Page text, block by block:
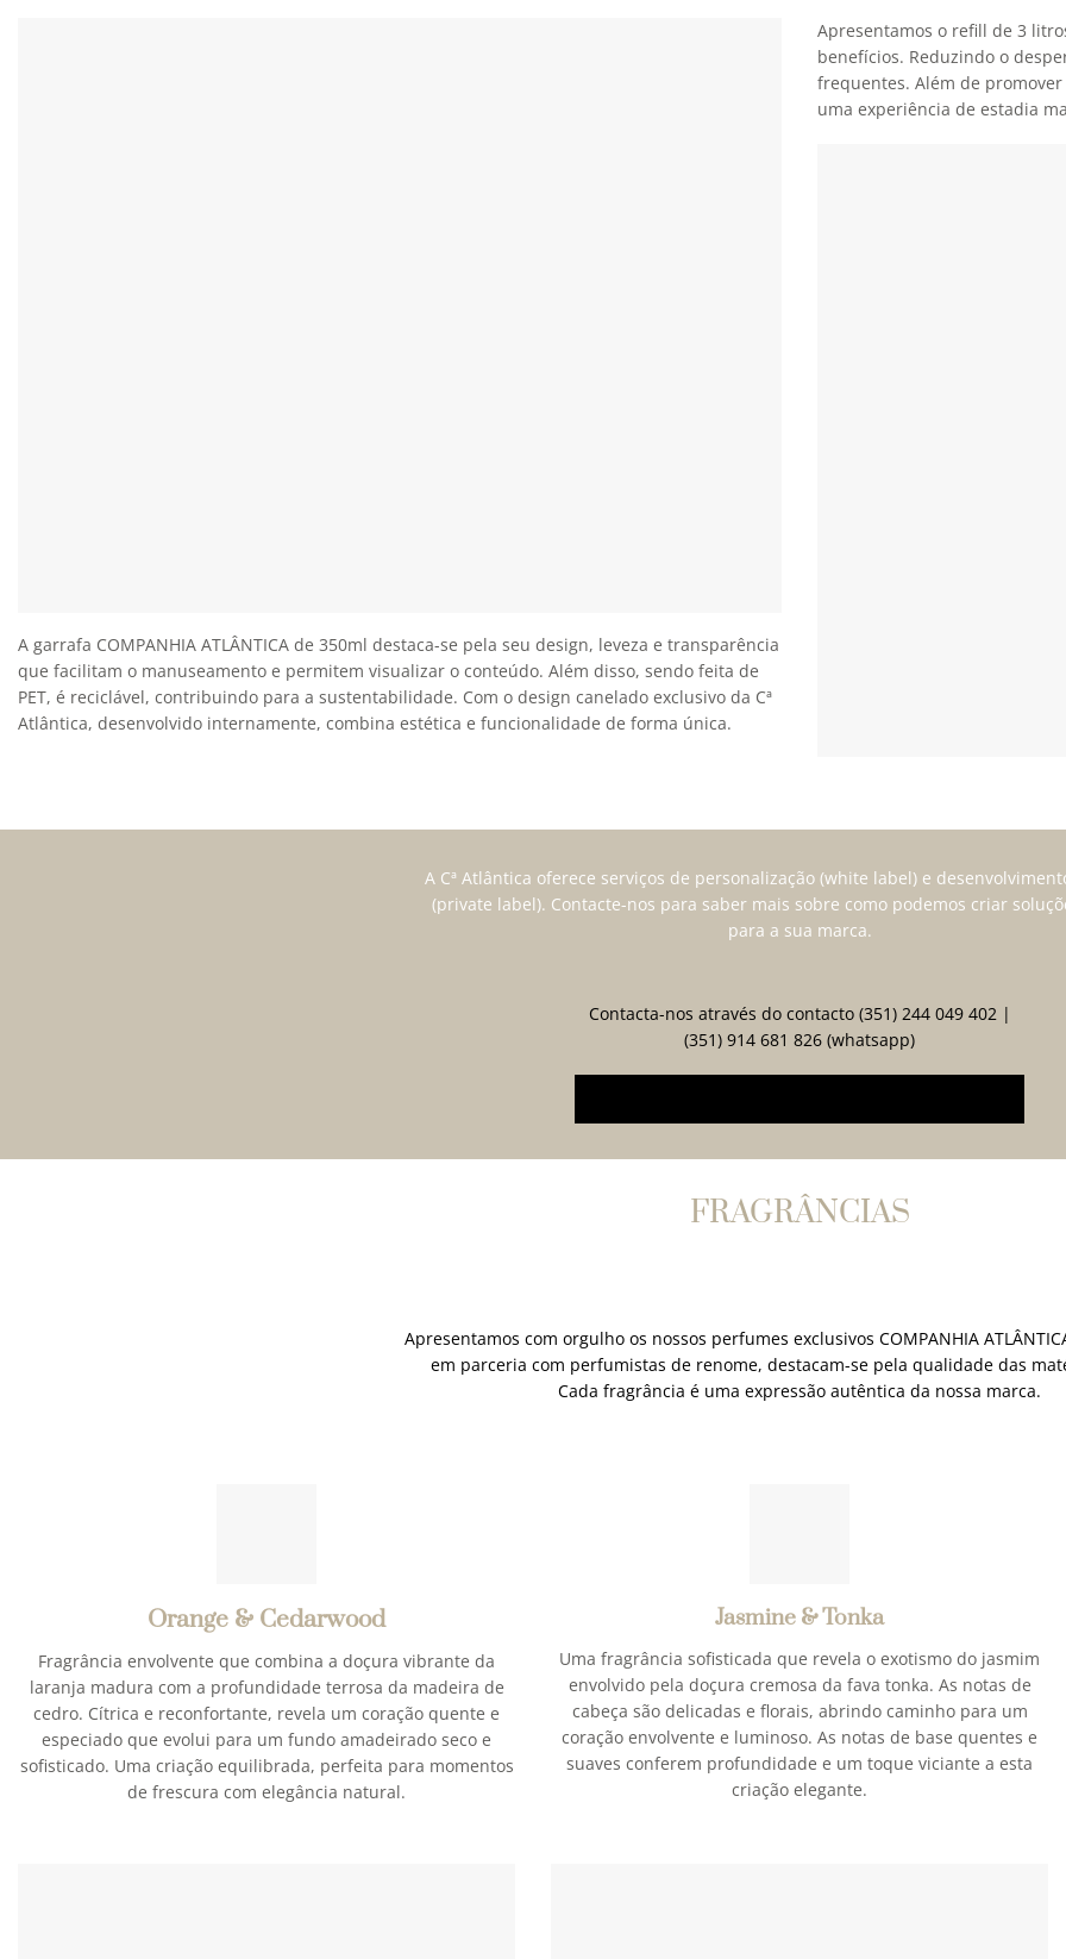
A garrafa COMPANHIA ATLÂNTICA de 350ml destaca-se pela seu design, leveza e transparência
que facilitam o manuseamento e permitem visualizar o conteúdo. Além disso, sendo feita de
PET, é reciclável, contribuindo para a sustentabilidade. Com o design canelado exclusivo da Cª
Atlântica, desenvolvido internamente, combina estética e funcionalidade de forma única.
Apresentamos o refill de 3
benefícios. Reduzindo o
frequentes. Além de
uma experiência de estadia
A Cª Atlântica oferece serviços de personalização (white label) e
(private label). Contacte-nos para saber mais sobre como podemos criar
para a sua marca.
Contacta-nos através do contacto (351) 244 049 402 |
(351) 914 681 826 (whatsapp)
FRAGRÂNCIAS
Apresentamos com orgulho os nossos perfumes exclusivos COMPANHIA
em parceria com perfumistas de renome, destacam-se pela qualidade das
Cada fragrância é uma expressão autêntica da nossa marca.
Orange & Cedarwood
Fragrância envolvente que combina a doçura vibrante da
laranja madura com a profundidade terrosa da madeira de
cedro. Cítrica e reconfortante, revela um coração quente e
especiado que evolui para um fundo amadeirado seco e
sofisticado. Uma criação equilibrada, perfeita para momentos
de frescura com elegância natural.
Jasmine & Tonka
Uma fragrância sofisticada que revela o exotismo do jasmim
envolvido pela doçura cremosa da fava tonka. As notas de
cabeça são delicadas e florais, abrindo caminho para um
coração envolvente e luminoso. As notas de base quentes e
suaves conferem profundidade e um toque viciante a esta
criação elegante.